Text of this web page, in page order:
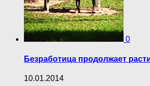
0
Безработица продолжает
10.01.2014